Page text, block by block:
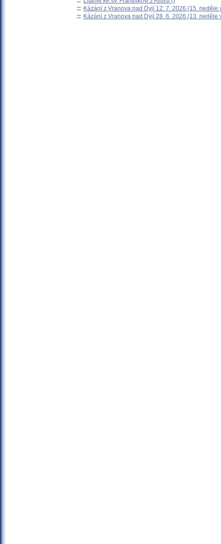
:: Kázání z Vranova nad Dyjí 12. 7. 2026 (15. neděle
:: Kázání z Vranova nad Dyjí 28. 6. 2026 (13. neděle